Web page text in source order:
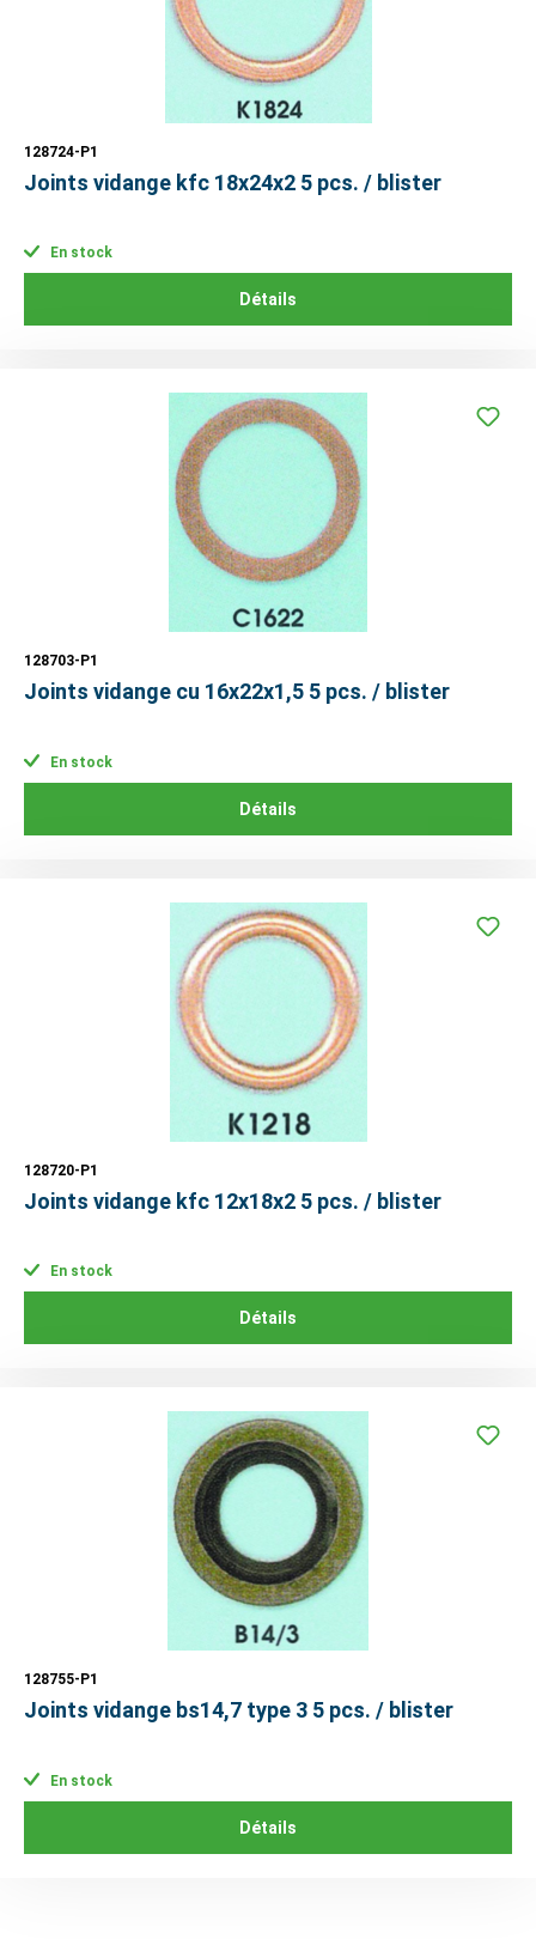
128724-P1
Joints vidange kfc 18x24x2 5 pcs. / blister
En stock
Détails
128703-P1
Joints vidange cu 16x22x1,5 5 pcs. / blister
En stock
Détails
128720-P1
Joints vidange kfc 12x18x2 5 pcs. / blister
En stock
Détails
128755-P1
Joints vidange bs14,7 type 3 5 pcs. / blister
En stock
Détails